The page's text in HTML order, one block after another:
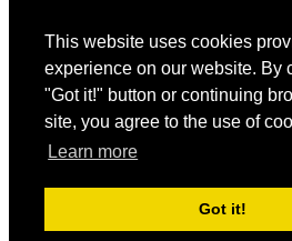
This website uses cookies
experience on our website. By
"Got it!" button or continuing
site, you agree to the use of
Learn more
Got it!
Exención de responsabilidad: La información
estimación y sólo para su
de ida y / o consiguientes daños resultaron
Copyright 2015-2026
Contact Usfor